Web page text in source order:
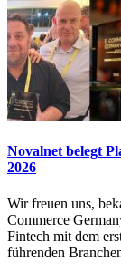
Novalnet belegt
2026
Wir freuen uns,
Commerce
Fintech mit dem
führenden